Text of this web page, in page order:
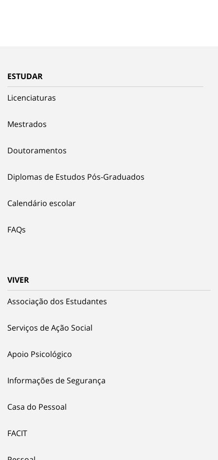
ESTUDAR
Licenciaturas
Mestrados
Doutoramentos
Diplomas de Estudos Pós-Graduados
Calendário escolar
FAQs
VIVER
Associação dos Estudantes
Serviços de Ação Social
Apoio Psicológico
Informações de Segurança
Casa do Pessoal
FACIT